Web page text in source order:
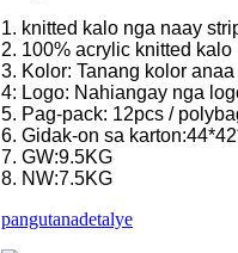
1. knitted kalo nga naay
2. 100% acrylic knitted kalo
3. Kolor: Tanang kolor anaa
4: Logo: Nahiangay nga
5. Pag-pack: 12pcs /
6. Gidak-on sa
7. GW:9.5KG
8. NW:7.5KG
pangutanadetalye